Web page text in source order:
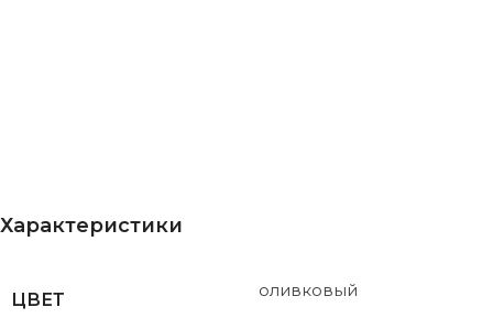
Характеристики
ЦВЕТ оливковый